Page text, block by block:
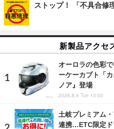
ストップ！ 「不具合修
新製品アクセ
オーロラの色彩
ーケーカブト「
ノア』登場
2026.8.4 Tue 13:00
土岐プレミアム
連携…ETC限定ド